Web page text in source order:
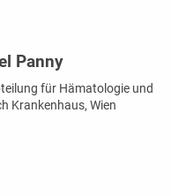
Panny
für Hämatologie und
Krankenhaus, Wien